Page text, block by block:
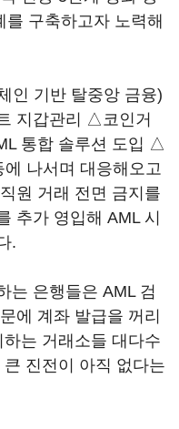
구축하고자 노력해
인 기반 탈중앙 금융)
지갑관리 △코인거
통합 솔루션 도입 △
에 나서며 대응해오고
원 거래 전면 금지를
추가 영입해 AML 시
.
는 은행들은 AML 검
에 계좌 발급을 꺼리
는 거래소들 대다수
진전이 아직 없다는